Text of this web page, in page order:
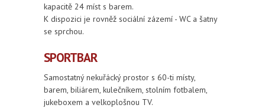
kapacitě 24 míst s barem.
K dispozici je rovněž sociální zázemí - WC a šatny
se sprchou.
SPORTBAR
Samostatný nekuřácký prostor s 60-ti místy,
barem, biliárem, kulečníkem, stolním fotbalem,
jukeboxem a velkoplošnou TV.